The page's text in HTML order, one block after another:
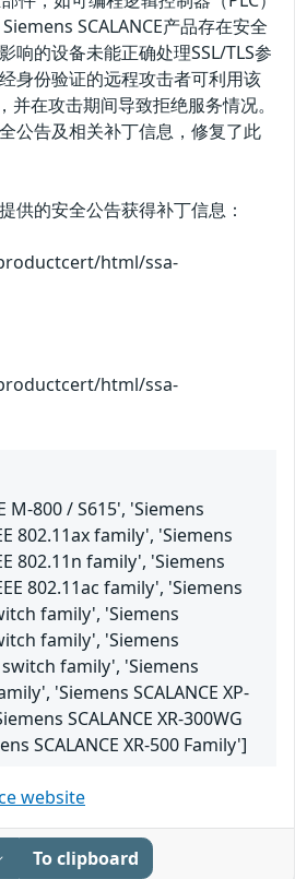
SCALANCE产品存在安全
响的设备未能正确处理SSL/TLS参
身份验证的远程攻击者可利用该
并在攻击期间导致拒绝服务情况。
公告及相关补丁信息，修复了此
供的安全公告获得补丁信息：
html/ssa-
html/ssa-
M-800 / S615', 'Siemens
802.11ax family', 'Siemens
802.11n family', 'Siemens
802.11ac family', 'Siemens
family', 'Siemens
family', 'Siemens
switch family', 'Siemens
'Siemens SCALANCE XP-
SCALANCE XR-300WG
SCALANCE XR-500 Family']
website
To clipboard